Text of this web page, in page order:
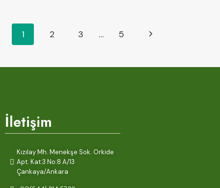
1 2 3 … 5
İletişim
Kızılay Mh. Menekşe Sok. Orkide
Apt. Kat:3 No:8 A/13
Çankaya/Ankara